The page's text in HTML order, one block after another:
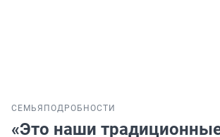
СЕМЬЯ ПОДРОБНОСТИ
«Это наши